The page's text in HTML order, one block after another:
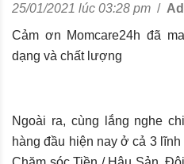
25/01/2021 lúc 03:28 pm /
Cảm ơn Momcare24h đã
dạng và chất lượng
Ngoài ra, cùng lắng nghe
hàng đầu hiện nay ở cả 3